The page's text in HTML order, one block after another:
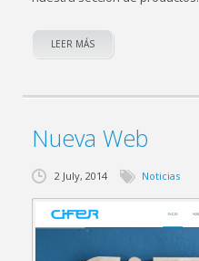
LEER MÁS
Nueva Web
2 July, 2014 Noticias